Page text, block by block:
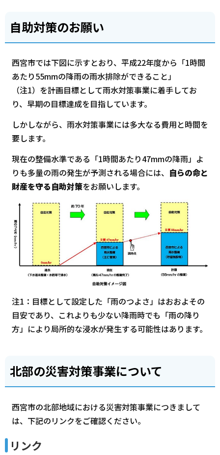
自助対策のお願い
西宮市では下図に示すとおり、平成22年度から「1時間
あたり55mmの降雨の雨水排除ができること」
（注1）を計画目標として雨水対策事業に着手してお
り、早期の目標達成を目指しています。
しかしながら、雨水対策事業には多大なる費用と時間を
要します。
現在の整備水準である「1時間あたり47mmの降雨」よ
りも多量の雨の発生が予測される場合には、 自らの命と
財産を守る自助対策をお願いします。
注1：目標として設定した「雨のつよさ」はおおよその
目安であり、これよりも少ない降雨時でも「雨の降り
方」により局所的な浸水が発生する可能性はあります。
北部の災害対策事業について
西宮市の北部地域における災害対策事業につきまして
は、下記のリンクをご確認ください。
リンク